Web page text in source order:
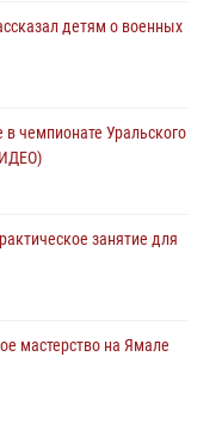
мастерство на Ямале
занятие для
детям о военных
чемпионате Уральского
занятие для
мастерство на Ямале